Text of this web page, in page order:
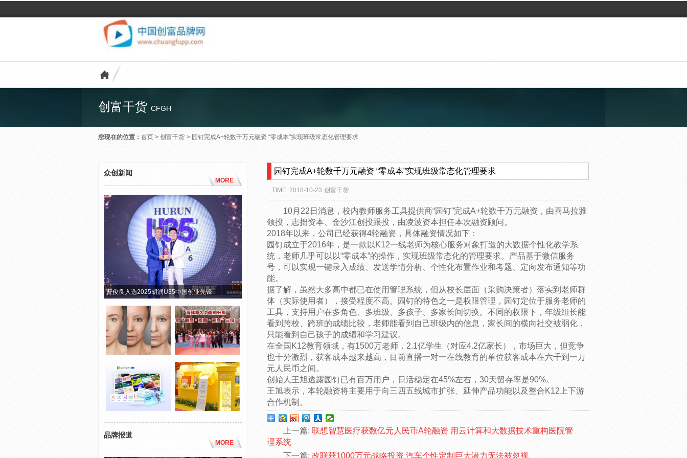
创富干货 CFGH
您现在的位置： 首页 > 创富干货 > 园钉完成A+轮数千万元融资 “零成本”实现班级常态化管理要求
众创新闻
MORE
曹俊良入选2025胡润U35中国创业先锋
品牌报道
MORE
园钉完成A+轮数千万元融资 “零成本”实现班级常态化管理要求
TIME: 2018-10-23 创富干货
10月22日消息，校内教师服务工具提供商“园钉”完成A+轮数千万元融资，由喜马拉雅
领投，志拙资本、金沙江创投跟投，由凌波资本担任本次融资顾问。
2018年以来，公司已经获得4轮融资，具体融资情况如下：
园钉成立于2016年，是一款以K12一线老师为核心服务对象打造的大数据个性化教学系
统，老师几乎可以以“零成本”的操作，实现班级常态化的管理要求。产品基于微信服务
号，可以实现一键录入成绩、发送学情分析、个性化布置作业和考题、定向发布通知等功
能。
据了解，虽然大多高中都已在使用管理系统，但从校长层面（采购决策者）落实到老师群
体（实际使用者），接受程度不高。园钉的特色之一是权限管理，园钉定位于服务老师的
工具，支持用户在多角色、多班级、多孩子、多家长间切换。不同的权限下，年级组长能
看到跨校、跨班的成绩比较，老师能看到自己班级内的信息，家长间的横向社交被弱化，
只能看到自己孩子的成绩和学习建议。
在全国K12教育领域，有1500万老师，2.1亿学生（对应4.2亿家长），市场巨大，但竞争
也十分激烈，获客成本越来越高，目前直播一对一在线教育的单位获客成本在六千到一万
元人民币之间。
创始人王旭透露园钉已有百万用户，日活稳定在45%左右，30天留存率是90%。
王旭表示，本轮融资将主要用于向三四五线城市扩张、延伸产品功能以及整合K12上下游
合作机制。
上一篇: 联想智慧医疗获数亿元人民币A轮融资 用云计算和大数据技术重构医院管
理系统
下一篇: 改联获1000万元战略投资 汽车个性定制巨大潜力无法被忽视